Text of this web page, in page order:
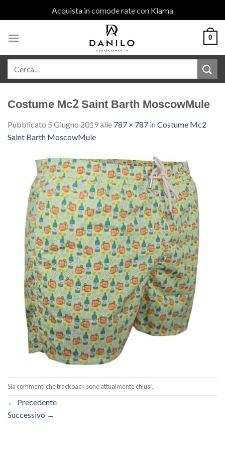
to
Acquista in comode rate con Klarna
0
Costume Mc2 Saint Barth MoscowMule
Pubblicato 5 Giugno 2019alle 787 × 787 in Costume Mc2
Saint Barth MoscowMule
Sia commenti che trackback sono attualmente chiusi.
← Precedente
Successivo →